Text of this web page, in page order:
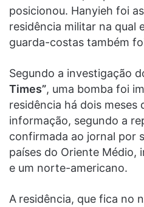
posicionou. Hanyieh foi
residência militar na qual
guarda-costas também
Segundo a investigação
Times”, uma bomba foi
residência há dois meses
informação, segundo a
confirmada ao jornal por
países do Oriente Médio,
e um norte-americano.
A residência, que fica no